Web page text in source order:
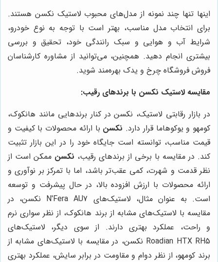
اینها تنها چند نمونه از مدل‌های محبوب لاستیک نکسن هستند.
برای انتخاب مدل مناسب، بهتر است با توجه به نوع خودرو،
شرایط آب و هوایی و سبک رانندگی خود، تحقیق و بررسی
بیشتری انجام دهید. همچنین، می‌توانید از مشاوره کارشناسان
فروش فروشگاه چرخ و یدک بهره‌مند شوید.
مقایسه لاستیک نکسن با برندهای رقیب:
در بازار رقابتی لاستیک، نکسن در کنار برندهایی مانند هانکوک،
کومهو و یوکوهاما قرار دارد. نکسن با ارائه محصولات با کیفیت و
قیمت مناسب، توانسته است جایگاه خود را در این بازار تثبیت
کند. در مقایسه با برخی از برندهای رقیب، نکسن ممکن است از
نظر قدمت و شهرت، کمی عقب‌تر باشد، اما با تمرکز بر نوآوری و
ارائه محصولات با ارزش افزوده بالا، در حال پیشرفت و توسعه
است. به عنوان مثال، لاستیک‌های N'Fera AU7 نکسن، در
مقایسه با لاستیک‌های مشابه از برند هانکوک، از نظر سواری نرم
و راحت، عملکرد بهتری دارند. از سوی دیگر، لاستیک‌های
Roadian HTX RH5 نکسن، در مقایسه با لاستیک‌های مشابه از
برند کومهو، از نظر دوام و مقاومت در برابر سایش، عملکرد بهتری